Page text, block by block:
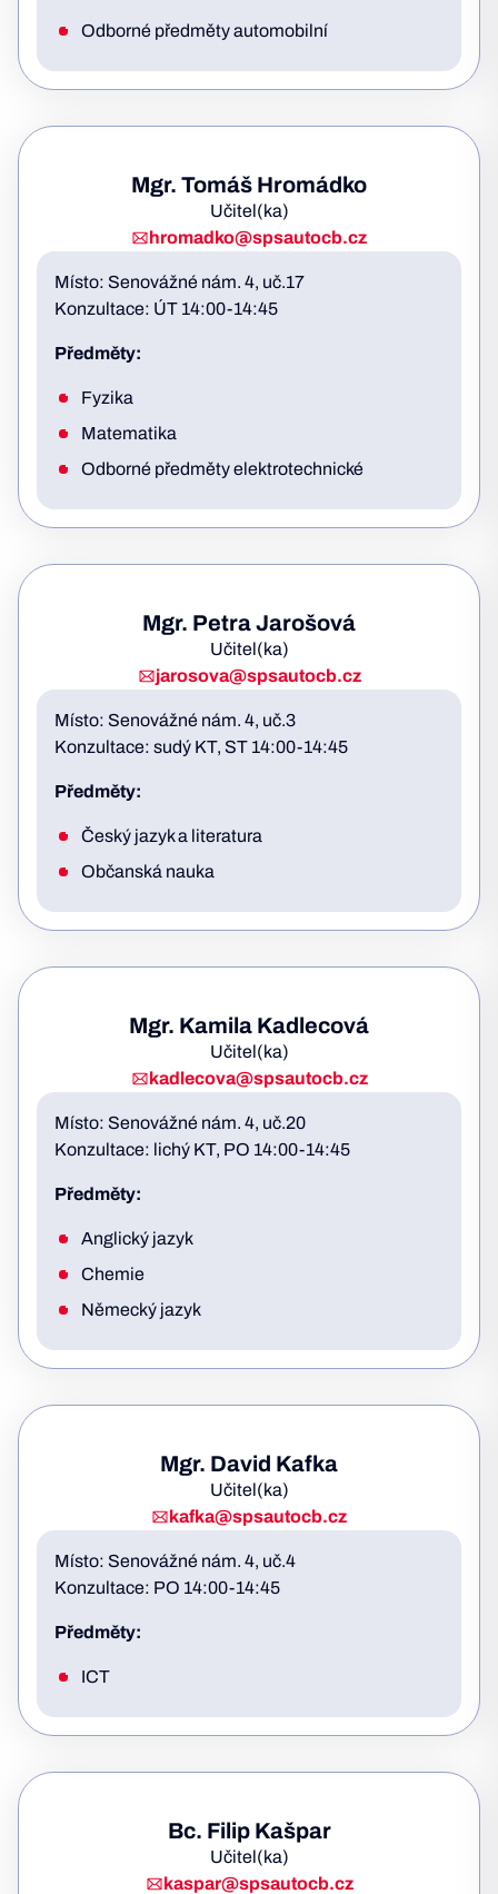
Odborné předměty automobilní
Mgr. Tomáš Hromádko
Učitel(ka)
hromadko@spsautocb.cz
Místo: Senovážné nám. 4, uč.17
Konzultace: ÚT 14:00-14:45
Předměty:
Fyzika
Matematika
Odborné předměty elektrotechnické
Mgr. Petra Jarošová
Učitel(ka)
jarosova@spsautocb.cz
Místo: Senovážné nám. 4, uč.3
Konzultace: sudý KT, ST 14:00-14:45
Předměty:
Český jazyk a literatura
Občanská nauka
Mgr. Kamila Kadlecová
Učitel(ka)
kadlecova@spsautocb.cz
Místo: Senovážné nám. 4, uč.20
Konzultace: lichý KT, PO 14:00-14:45
Předměty:
Anglický jazyk
Chemie
Německý jazyk
Mgr. David Kafka
Učitel(ka)
kafka@spsautocb.cz
Místo: Senovážné nám. 4, uč.4
Konzultace: PO 14:00-14:45
Předměty:
ICT
Bc. Filip Kašpar
Učitel(ka)
kaspar@spsautocb.cz